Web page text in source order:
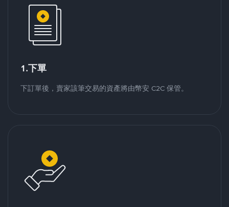
1.下單
下訂單後，賣家該筆交易的資產將由幣安 C2C 保管。